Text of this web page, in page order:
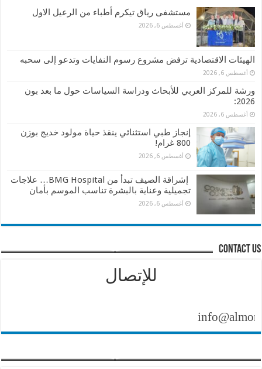
مستشفى رياق تيكرم أطباء من الرعيل الاول
أغسطس 6, 2026
الهيئات الاقتصادية ترفض مشروع رسوم النفايات وتدعو إلى سحبه
أغسطس 6, 2026
ورشة للمركز العربي للأبحاث ودراسة السياسات حول ما بعد بون
2026:
أغسطس 6, 2026
إنجاز طبي استثنائي ينقذ حياة مولود خديج بوزن
800 غرام!
أغسطس 6, 2026
إشراقة الصيف تبدأ من BMG Hospital… علاجات
تجميلية وعناية بالبشرة تناسب الموسم بأمان
أغسطس 6, 2026
contact us
للإتصال